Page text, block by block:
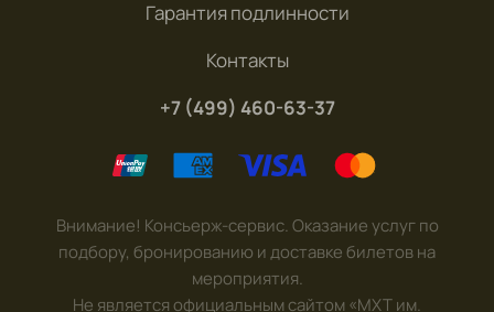
Гарантия подлинности
Контакты
+7 (499) 460-63-37
Внимание! Консьерж-сервис. Оказание услуг по
подбору, бронированию и доставке билетов на
мероприятия.
Не является официальным сайтом «МХТ им.